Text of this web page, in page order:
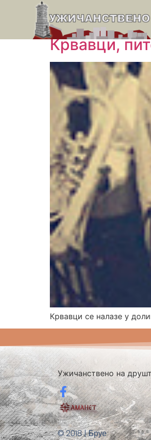
Tag:
Крвавци,
Крвавци се налазе у
Ужичанствено на
© 2018 | Бруе